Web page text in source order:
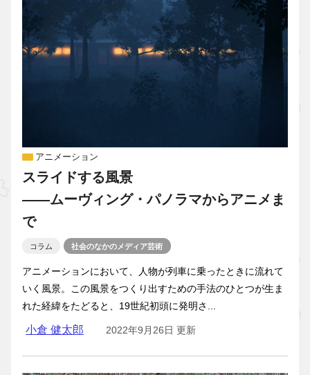
アニメーション
スライドする風景
――ムーヴィング・パノラマからアニメま
で
コラム 社会のなかのメディア芸術
アニメーションにおいて、人物が列車に乗ったときに流れて
いく風景。この風景をつくり出すための手法のひとつが生ま
れた経緯をたどると、19世紀初頭に発明さ...
小倉 健太郎 2022年9月26日 更新